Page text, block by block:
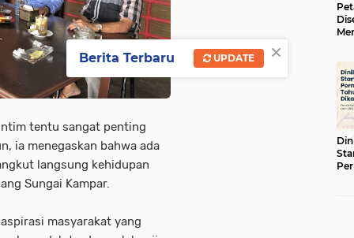
tentu sangat penting
ia menegaskan bahwa ada
langsung kehidupan
Sungai Kampar.
masyarakat yang
×
Berita Terbaru UPDATE